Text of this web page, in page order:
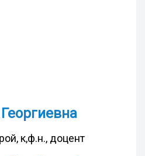
к,ф.н., доцент